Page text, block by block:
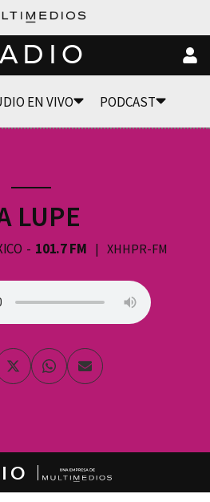
EN VIVO PODCAST
LUPE
101.7 FM XHHPR-FM
TwitterWhatsapp
Enviar
por